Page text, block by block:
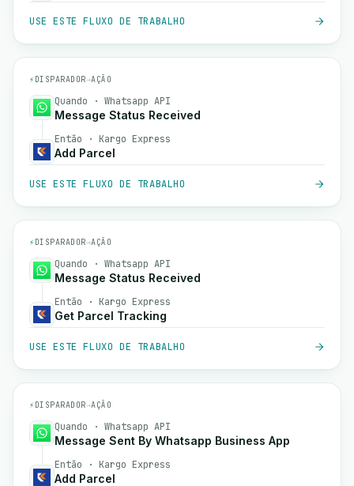
USE ESTE FLUXO DE TRABALHO
⚡ DISPARADOR→AÇÃO
Quando · Whatsapp API
Message Status Received
Então · Kargo Express
Add Parcel
USE ESTE FLUXO DE TRABALHO
⚡ DISPARADOR→AÇÃO
Quando · Whatsapp API
Message Status Received
Então · Kargo Express
Get Parcel Tracking
USE ESTE FLUXO DE TRABALHO
⚡ DISPARADOR→AÇÃO
Quando · Whatsapp API
Message Sent By Whatsapp Business App
Então · Kargo Express
Add Parcel